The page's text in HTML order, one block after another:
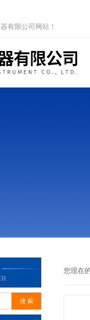
有限公司网站！
您现在